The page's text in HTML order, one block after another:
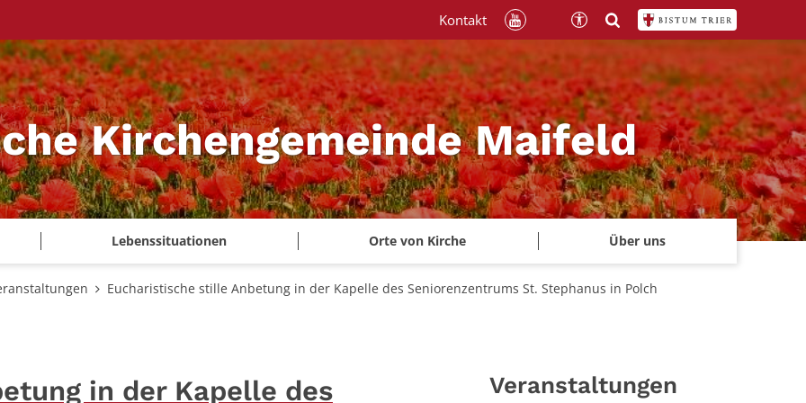
Kirchengemeinde Maifeld
Lebenssituationen Orte von Kirche Über uns
Kontakt
Eucharistische stille Anbetung in der Kapelle des Seniorenzentrums St. Stephanus in Polch
in der Kapelle des
Veranstaltungen